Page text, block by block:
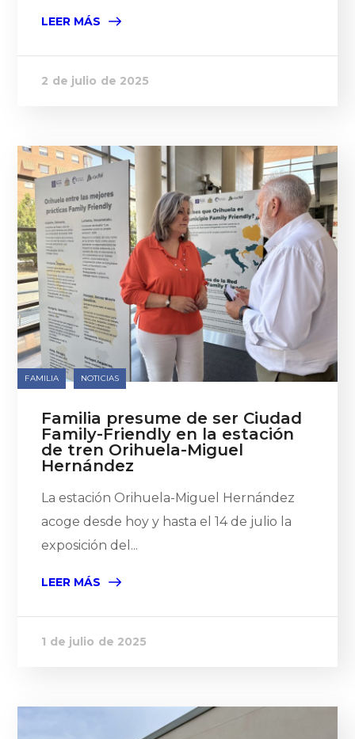
LEER MÁS
2 de julio de 2025
FAMILIA NOTICIAS
Familia presume de ser Ciudad
Family-Friendly en la estación
de tren Orihuela-Miguel
Hernández
La estación Orihuela-Miguel Hernández
acoge desde hoy y hasta el 14 de julio la
exposición del...
LEER MÁS
1 de julio de 2025